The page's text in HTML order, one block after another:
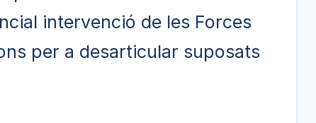
intervenció de les Forces
per a desarticular suposats